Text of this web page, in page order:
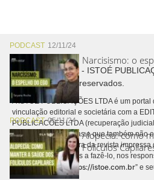
PODCAST 12/11/24
Narcisismo: o
PODCAST05/11/24
Alopecia: como
Folículos
Copyright © 2026 - ISTOÉ
Todos os direitos reservados.
A ISTOÉ PUBLICAÇÕES LTDA é um
vinculação editorial e societária com a
PUBLICACÕES LTDA (recuperação
realizamos cobranças e que também não
contrato de assinatura da revista impressa
autorizamos terceiros a fazê-lo, nos
conteúdo digital “https://istoe.com.br” e